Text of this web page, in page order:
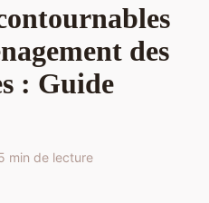
des
: Guide
min de lecture